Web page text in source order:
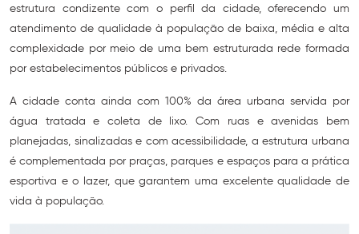
estrutura condizente com o perfil da cidade, oferecendo um
atendimento de qualidade à população de baixa, média e alta
complexidade por meio de uma bem estruturada rede formada
por estabelecimentos públicos e privados.
A cidade conta ainda com 100% da área urbana servida por
água tratada e coleta de lixo. Com ruas e avenidas bem
planejadas, sinalizadas e com acessibilidade, a estrutura urbana
é complementada por praças, parques e espaços para a prática
esportiva e o lazer, que garantem uma excelente qualidade de
vida à população.